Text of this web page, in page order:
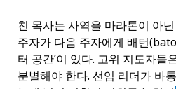
친 목사는 사역을 마라톤이 아
주자가 다음 주자에게 배턴
터 공간’이 있다. 고위 지도자들
분별해야 한다. 선임 리더가 바